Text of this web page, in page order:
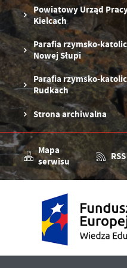
Powiatowy Urząd
Kielcach
Parafia rzymsko-
Nowej Słupi
Parafia rzymsko-
Rudkach
Strona archiwalna
Mapa
serwisu
RSS